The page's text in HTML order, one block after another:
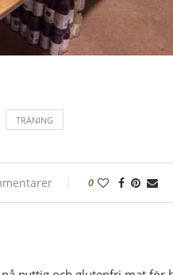
TRÄNING
0